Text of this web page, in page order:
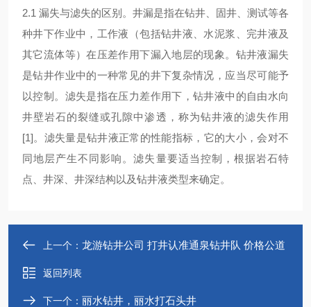
2.1 漏失与滤失的区别。井漏是指在钻井、固井、测试等各
种井下作业中，工作液（包括钻井液、水泥浆、完井液及
其它流体等）在压差作用下漏入地层的现象。钻井液漏失
是钻井作业中的一种常见的井下复杂情况，应当尽可能予
以控制。滤失是指在压力差作用下，钻井液中的自由水向
井壁岩石的裂缝或孔隙中渗透，称为钻井液的滤失作用
[1]。滤失量是钻井液正常的性能指标，它的大小，会对不
同地层产生不同影响。滤失量要适当控制，根据岩石特
点、井深、井深结构以及钻井液类型来确定。
上一个： 龙游钻井公司 打井认准通泉钻井队 价格公道
返回列表
下一个： 丽水钻井，丽水打石头井